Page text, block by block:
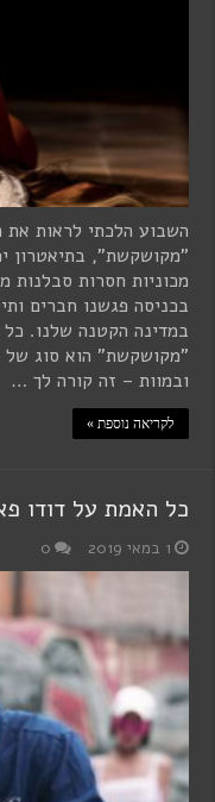
השבוע הלכתי לראות את
"מקושקשת", בתיאטרון
מכוניות חסרות סבלנות
בכניסה פגשנו חברים
במדינה הקטנה שלנו.
"מקושקשת" הוא סוג של
ובמוות – זה קורה לך …
לקריאה נוספת »
כל האמת על דודו
1 במאי 2019 0